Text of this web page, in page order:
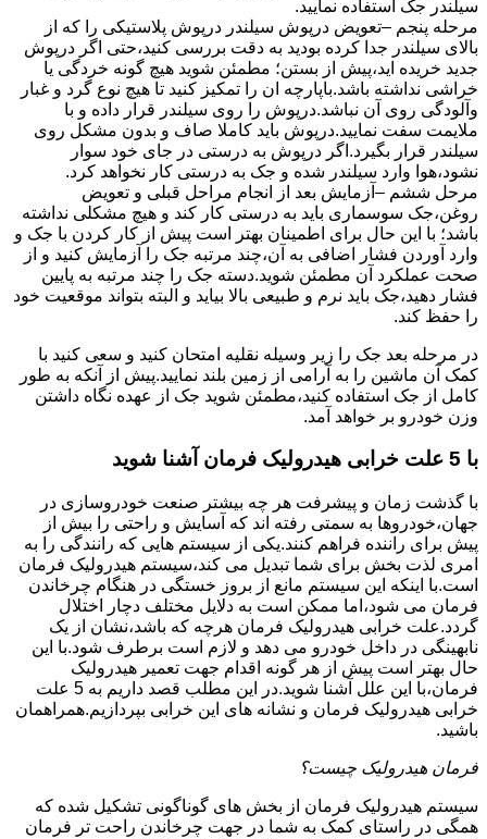
سیلندر جک استفاده نمایید.
مرحله پنجم –تعویض درپوش سیلندر درپوش پلاستیکی را که از
بالای سیلندر جدا کرده بودید به دقت بررسی کنید،حتی اگر درپوش
جدید خریده اید،پیش از بستن؛ مطمئن شوید هیچ گونه خردگی یا
خراشی نداشته باشد.باپارچه ان را تمکیز کنید تا هیچ نوع گرد و غبار
وآلودگی روی آن نباشد.درپوش را روی سیلندر قرار داده و با
ملایمت سفت نمایید.درپوش باید کاملا صاف و بدون مشکل روی
سیلندر قرار بگیرد.اگر درپوش به درستی در جای خود سوار
نشود،هوا وارد سیلندر شده و جک به درستی کار نخواهد کرد.
مرحل ششم –آزمایش بعد از انجام مراحل قبلی و تعویض
روغن،جک سوسماری باید به درستی کار کند و هیچ مشکلی نداشته
باشد؛ با این حال برای اطمینان بهتر است پیش از کار کردن با جک و
وارد آوردن فشار اضافی به آن،چند مرتبه جک را آزمایش کنید و از
صحت عملکرد آن مطمئن شوید.دسته جک را چند مرتبه به پایین
فشار دهید،جک باید نرم و طبیعی بالا بیاید و البته بتواند موقعیت خود
را حفظ کند.
در مرحله بعد جک را زیر وسیله نقلیه امتحان کنید و سعی کنید با
کمک آن ماشین را به آرامی از زمین بلند نمایید.پیش از آنکه به طور
کامل از جک استفاده کنید،مطمئن شوید جک از عهده نگاه داشتن
وزن خودرو بر خواهد آمد.
با 5 علت خرابی هیدرولیک فرمان آشنا شوید
با گذشت زمان و پیشرفت هر چه بیشتر صنعت خودروسازی در
جهان،خودروها به سمتی رفته اند که آسایش و راحتی را بیش از
پیش برای راننده فراهم کنند.یکی از سیستم هایی که رانندگی را به
امری لذت بخش برای شما تبدیل می کند،سیستم هیدرولیک فرمان
است.با اینکه این سیستم مانع از بروز خستگی در هنگام چرخاندن
فرمان می شود،اما ممکن است به دلایل مختلف دچار اختلال
گردد.علت خرابی هیدرولیک فرمان هرچه که باشد،نشان از یک
نابهینگی در داخل خودرو می دهد و لازم است برطرف شود.با این
حال بهتر است پیش از هر گونه اقدام جهت تعمیر هیدرولیک
فرمان،با این علل آشنا شوید.در این مطلب قصد داریم به 5 علت
خرابی هیدرولیک فرمان و نشانه های این خرابی بپردازیم.همراهمان
باشید.
فرمان هیدرولیک چیست؟
سیستم هیدرولیک فرمان از بخش های گوناگونی تشکیل شده که
همگی در راستای کمک به شما در جهت چرخاندن راحت تر فرمان